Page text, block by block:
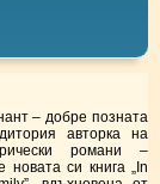
– добре позната
авторка на
романи –
новата си книга „In